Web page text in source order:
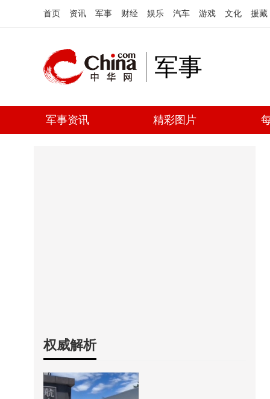
首页 资讯 军事 财经 娱乐 汽车 游戏 文化 援藏
军事
军事资讯 精彩图片
权威解析